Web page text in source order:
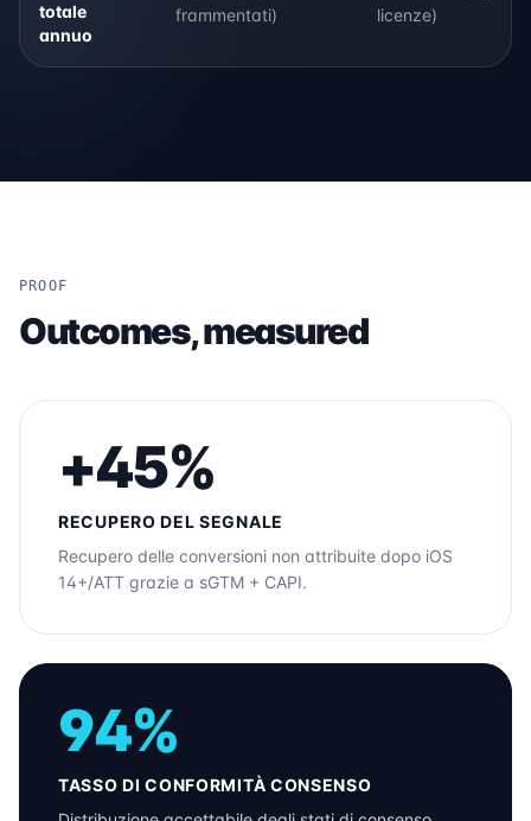
totale
annuo
frammentati)
licenze)
PROOF
Outcomes, measured
+45%
RECUPERO DEL SEGNALE
Recupero delle conversioni non attribuite dopo iOS
14+/ATT grazie a sGTM + CAPI.
94%
TASSO DI CONFORMITÀ CONSENSO